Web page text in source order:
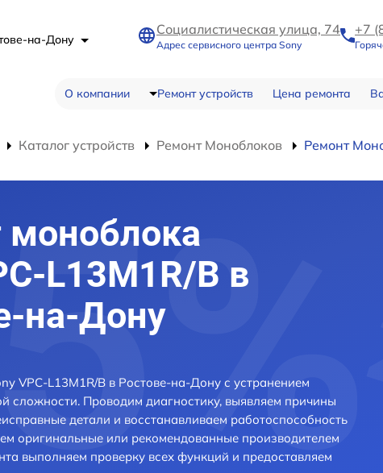
на-Дону
Социалистическая улица, 74
Адрес сервисного центра Sony
+7
О компании Ремонт устройств Цена ремонта
Каталог устройств Ремонт Моноблоков Ремонт
L13M1R/B в
на-Дону
VPC-L13M1R/B в Ростове-на-Дону с устранением
сложности. Проводим диагностику, выявляем причины
детали и восстанавливаем работоспособность
оригинальные или рекомендованные производителем
выполняем проверку всех функций и предоставляем